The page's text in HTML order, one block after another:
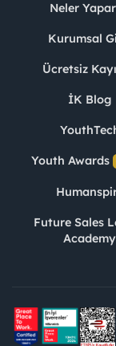
Neler
Kurumsal
Ücretsiz
İK Blog
Youth Awards
Future Sales
Academy